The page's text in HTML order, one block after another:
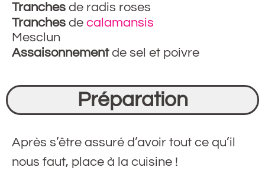
Tranches de radis roses
Tranches de calamansis
Mesclun
Assaisonnementde sel et poivre
Préparation
Après s’être assuré d’avoir tout ce qu’il
nous faut, place à la cuisine !